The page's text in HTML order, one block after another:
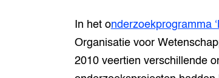
In het onderzoekprogramma
Organisatie voor
2010 veertien verschillende